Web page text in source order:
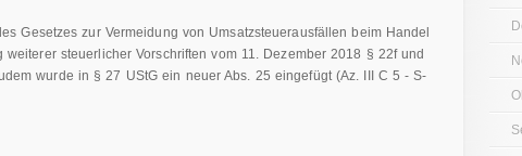
Gesetzes zur Vermeidung von Umsatzsteuerausfällen beim Handel
steuerlicher Vorschriften vom 11. Dezember 2018 § 22f und
wurde in § 27 UStG ein neuer Abs. 25 eingefügt (Az. III C 5 - S-